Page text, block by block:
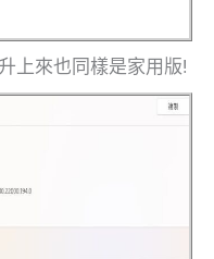
上來也同樣是家用版!